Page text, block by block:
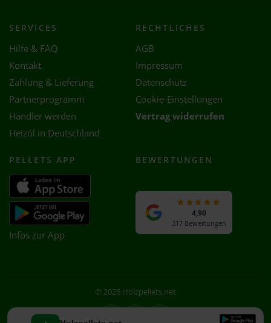
SERVICES
Hilfe & FAQ
Kontakt
Zahlung & Lieferung
Partnerprogramm
Händler werden
Heizöl in Deutschland
RECHTLICHES
AGB
Impressum
Datenschutz
Cookie-Einstellungen
Vertrag widerrufen
PELLETS APP
Infos zur App
BEWERTUNGEN
4,90
317 Bewertungen
© 2026 Holzpellets.net
Facebook